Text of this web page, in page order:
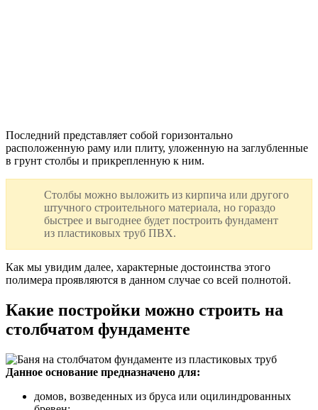
Последний представляет собой горизонтально
расположенную раму или плиту, уложенную на заглубленные
в грунт столбы и прикрепленную к ним.
Столбы можно выложить из кирпича или другого
штучного строительного материала, но гораздо
быстрее и выгоднее будет построить фундамент
из пластиковых труб ПВХ.
Как мы увидим далее, характерные достоинства этого
полимера проявляются в данном случае со всей полнотой.
Какие постройки можно строить на
столбчатом фундаменте
Данное основание предназначено для:
домов, возведенных из бруса или оцилиндрованных